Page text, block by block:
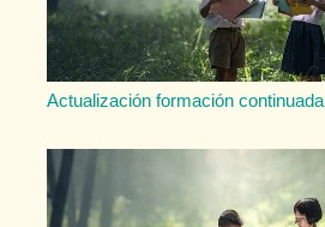
Actualización formación continuada